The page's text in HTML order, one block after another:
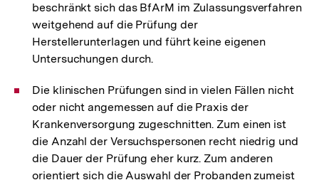
beschränkt sich das BfArM im Zulassungsverfahren
weitgehend auf die Prüfung der
Herstellerunterlagen und führt keine eigenen
Untersuchungen durch.
Die klinischen Prüfungen sind in vielen Fällen nicht
oder nicht angemessen auf die Praxis der
Krankenversorgung zugeschnitten. Zum einen ist
die Anzahl der Versuchspersonen recht niedrig und
die Dauer der Prüfung eher kurz. Zum anderen
orientiert sich die Auswahl der Probanden zumeist